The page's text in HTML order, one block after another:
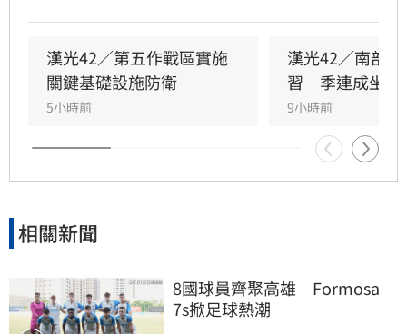
漢光42／第五作戰區實施
關鍵基礎設施防衛
5小時前
漢光42／南部
習　季連成坐鎮
9小時前
相關新聞
8國球員齊聚高雄　Formosa
7s掀足球熱潮